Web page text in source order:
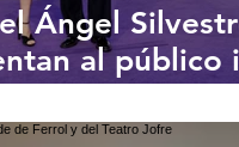
Ángel
al público